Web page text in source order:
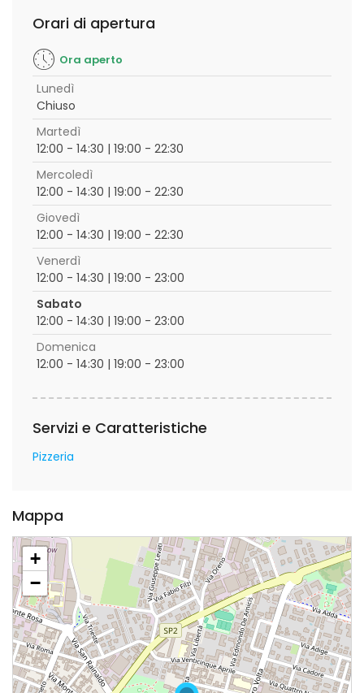
Orari di apertura
Ora aperto
Lunedì
Chiuso
Martedì
12:00 - 14:30 | 19:00 - 22:30
Mercoledì
12:00 - 14:30 | 19:00 - 22:30
Giovedì
12:00 - 14:30 | 19:00 - 22:30
Venerdì
12:00 - 14:30 | 19:00 - 23:00
Sabato
12:00 - 14:30 | 19:00 - 23:00
Domenica
12:00 - 14:30 | 19:00 - 23:00
Servizi e Caratteristiche
Pizzeria
Mappa
+
−